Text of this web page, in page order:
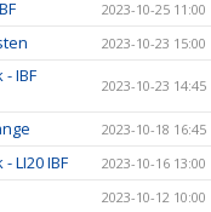
2023-10-25 11:00
2023-10-23 15:00
IBF
2023-10-23 14:45
2023-10-18 16:45
LI20 IBF 2023-10-16 13:00
2023-10-12 10:00